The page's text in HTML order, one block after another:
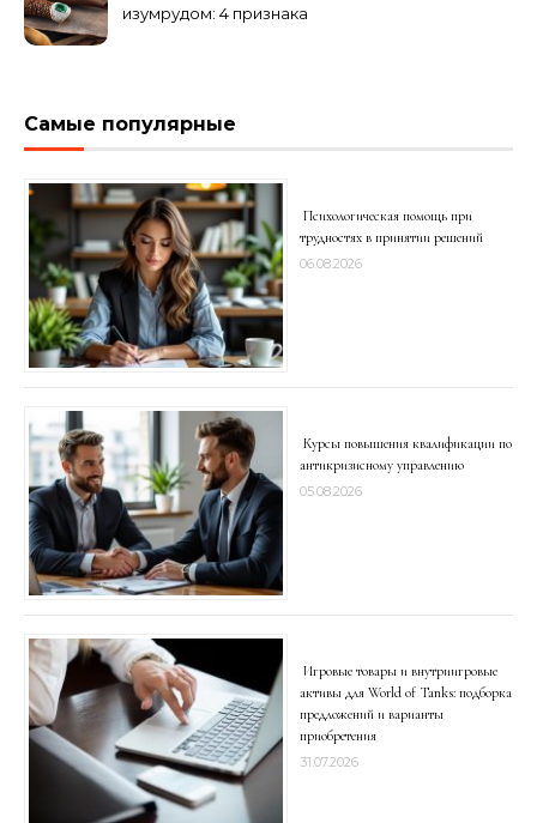
изумрудом: 4 признака
Самые популярные
Психологическая помощь при
трудностях в принятии решений
06.08.2026
Курсы повышения квалификации по
антикризисному управлению
05.08.2026
Игровые товары и внутриигровые
активы для World of Tanks: подборка
предложений и варианты
приобретения
31.07.2026